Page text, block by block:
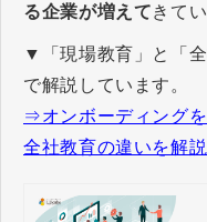
る企業が増えてきて
▼「現場教育」と「
で解説しています。
⇒オンボーディング
全社教育の違いを解説